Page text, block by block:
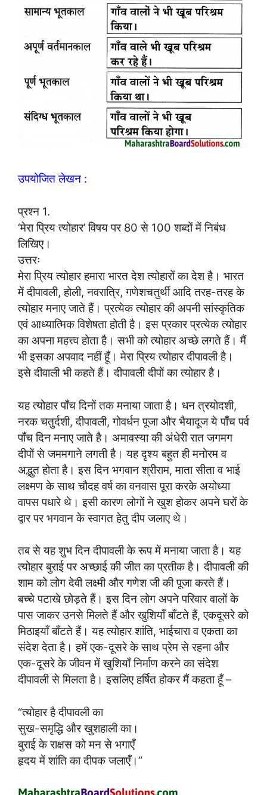
उपयोजित लेखन :
प्रश्न 1.
‘मेरा प्रिय त्योहार’ विषय पर 80 से 100 शब्दों में निबंध
लिखिए।
उत्तरः
मेरा प्रिय त्योहार हमारा भारत देश त्योहारों का देश है। भारत
में दीपावली, होली, नवरात्रि, गणेशचतुर्थी आदि तरह-तरह के
त्योहार मनाए जाते हैं। प्रत्येक त्योहार की अपनी सांस्कृतिक
एवं आध्यात्मिक विशेषता होती है। इस प्रकार प्रत्येक त्योहार
का अपना महत्त्व होता है। सभी को त्योहार अच्छे लगते हैं। मैं
भी इसका अपवाद नहीं हूँ। मेरा प्रिय त्योहार दीपावली है।
इसे दीवाली भी कहते हैं। दीपावली दीपों का त्योहार है।
यह त्योहार पाँच दिनों तक मनाया जाता है। धन त्रयोदशी,
नरक चतुर्दशी, दीपावली, गोवर्धन पूजा और भैयादूज ये पाँच पर्व
पाँच दिन मनाए जाते है। अमावस्या की अंधेरी रात जगमग
दीपों से जममगाने लगती है। यह दृश्य बहुत ही मनोरम व
अद्भुत होता है। इस दिन भगवान श्रीराम, माता सीता व भाई
लक्ष्मण के साथ चौदह वर्ष का वनवास पूरा करके अयोध्या
वापस पधारे थे। इसी कारण लोगों ने खुश होकर अपने घरों के
द्वार पर भगवान के स्वागत हेतु दीप जलाए थे।
तब से यह शुभ दिन दीपावली के रूप में मनाया जाता है। यह
त्योहार बुराई पर अच्छाई की जीत का प्रतीक है। दीपावली की
शाम को लोग देवी लक्ष्मी और गणेश जी की पूजा करते हैं।
बच्चे पटाखे छोड़ते हैं। इस दिन लोग अपने परिवार वालों के
पास जाकर उनसे मिलते हैं और खुशियाँ बाँटते हैं, एकदूसरे को
मिठाइयाँ बाँटते हैं। यह त्योहार शांति, भाईचारा व एकता का
संदेश देता है। हमें एक-दूसरे के साथ प्रेम से रहना और
एक-दूसरे के जीवन में खुशियाँ निर्माण करने का संदेश
दीपावली से मिलता है। इसलिए हर्षित होकर मैं कहता हूँ –
“त्योहार है दीपावली का
सुख-समृद्धि और खुशहाली का।
बुराई के राक्षस को मन से भगाएँ
हृदय में शांति का दीपक जलाएँ।”